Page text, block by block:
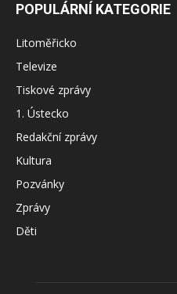
POPULÁRNÍ KATEGORIE
Litoměřicko
Televize
Tiskové zprávy
1. Ústecko
Redakční zprávy
Kultura
Pozvánky
Zprávy
Děti